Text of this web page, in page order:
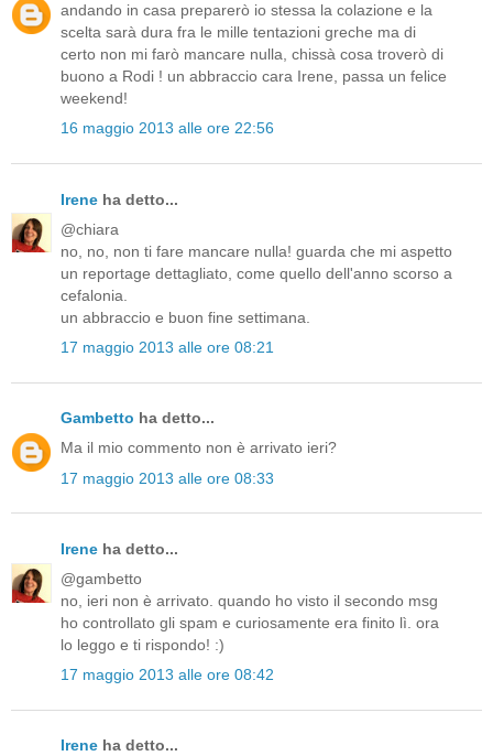
andando in casa preparerò io stessa la colazione e la
scelta sarà dura fra le mille tentazioni greche ma di
certo non mi farò mancare nulla, chissà cosa troverò di
buono a Rodi ! un abbraccio cara Irene, passa un felice
weekend!
16 maggio 2013 alle ore 22:56
Irene ha detto...
@chiara
no, no, non ti fare mancare nulla! guarda che mi aspetto
un reportage dettagliato, come quello dell'anno scorso a
cefalonia.
un abbraccio e buon fine settimana.
17 maggio 2013 alle ore 08:21
Gambetto ha detto...
Ma il mio commento non è arrivato ieri?
17 maggio 2013 alle ore 08:33
Irene ha detto...
@gambetto
no, ieri non è arrivato. quando ho visto il secondo msg
ho controllato gli spam e curiosamente era finito lì. ora
lo leggo e ti rispondo! :)
17 maggio 2013 alle ore 08:42
Irene ha detto...